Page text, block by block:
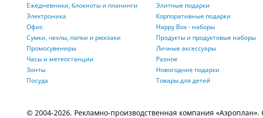
Ежедневники, блокноты и планинги
Электроника
Офис
Сумки, чехлы, папки и рюкзаки
Промосувениры
Часы и метеостанции
Зонты
Посуда
Элитные подарки
Корпоративные подарки
Happy Box - наборы
Продукты и продуктовые наборы
Личные аксессуары
Разное
Новогодние подарки
Товары для детей
© 2004-2026. Рекламно-производственная компания «Аэроплан».